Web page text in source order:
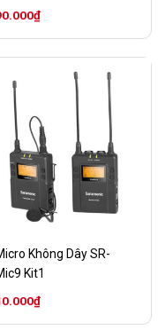
₫
Không Dây SR-
Kit1
₫